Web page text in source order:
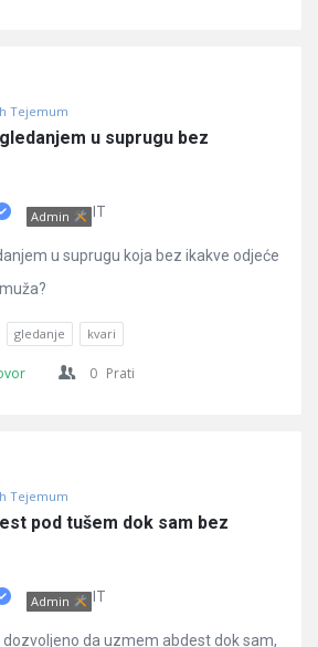
Tejemum
u suprugu bez
Admin IT
u suprugu koja bez ikakve odjeće
gledanje kvari
0 Prati
Tejemum
pod tušem dok sam bez
Admin IT
dozvoljeno da uzmem abdest dok sam,